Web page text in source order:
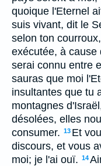
quoique l'Eternel
suis vivant, dit le
selon ton
exécutée, à cause
serai connu entre
sauras que moi
insultantes que tu
montagnes
désolées, elles
consumer. 13 Et
discours, et vous
moi; je l'ai ouï. 14